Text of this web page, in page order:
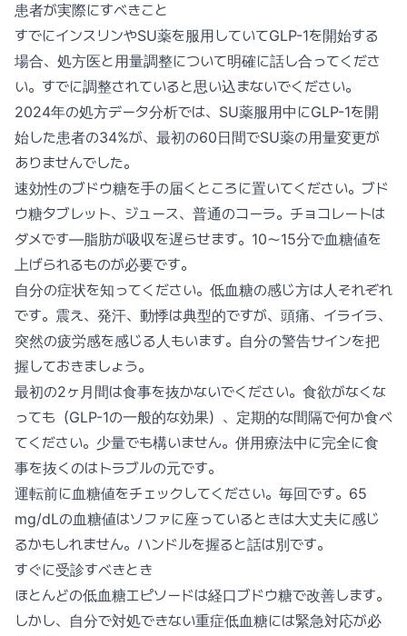
患者が実際にすべきこと
すでにインスリンやSU薬を服用していてGLP-1を開始する
場合、処方医と用量調整について明確に話し合ってくださ
い。すでに調整されていると思い込まないでください。
2024年の処方データ分析では、SU薬服用中にGLP-1を開
始した患者の34%が、最初の60日間でSU薬の用量変更が
ありませんでした。
速効性のブドウ糖を手の届くところに置いてください。ブド
ウ糖タブレット、ジュース、普通のコーラ。チョコレートは
ダメです—脂肪が吸収を遅らせます。10〜15分で血糖値を
上げられるものが必要です。
自分の症状を知ってください。低血糖の感じ方は人それぞれ
です。震え、発汗、動悸は典型的ですが、頭痛、イライラ、
突然の疲労感を感じる人もいます。自分の警告サインを把
握しておきましょう。
最初の2ヶ月間は食事を抜かないでください。食欲がなくな
っても（GLP-1の一般的な効果）、定期的な間隔で何か食べ
てください。少量でも構いません。併用療法中に完全に食
事を抜くのはトラブルの元です。
運転前に血糖値をチェックしてください。毎回です。65
mg/dLの血糖値はソファに座っているときは大丈夫に感じ
るかもしれません。ハンドルを握ると話は別です。
すぐに受診すべきとき
ほとんどの低血糖エピソードは経口ブドウ糖で改善します。
しかし、自分で対処できない重症低血糖には緊急対応が必